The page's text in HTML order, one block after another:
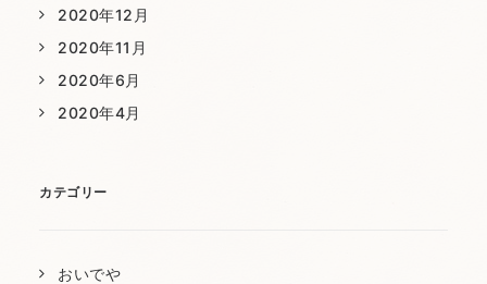
2020年12月
2020年11月
2020年6月
2020年4月
カテゴリー
おいでや